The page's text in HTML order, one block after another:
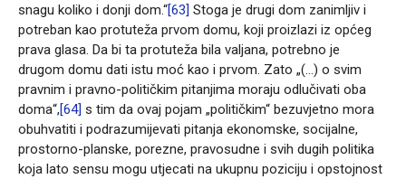
snagu koliko i donji dom.“[63] Stoga je drugi dom zanimljiv i
potreban kao protuteža prvom domu, koji proizlazi iz općeg
prava glasa. Da bi ta protuteža bila valjana, potrebno je
drugom domu dati istu moć kao i prvom. Zato „(…) o svim
pravnim i pravno-političkim pitanjima moraju odlučivati oba
doma“,[64] s tim da ovaj pojam „političkim“ bezuvjetno mora
obuhvatiti i podrazumijevati pitanja ekonomske, socijalne,
prostorno-planske, porezne, pravosudne i svih dugih politika
koja lato sensu mogu utjecati na ukupnu poziciju i opstojnost